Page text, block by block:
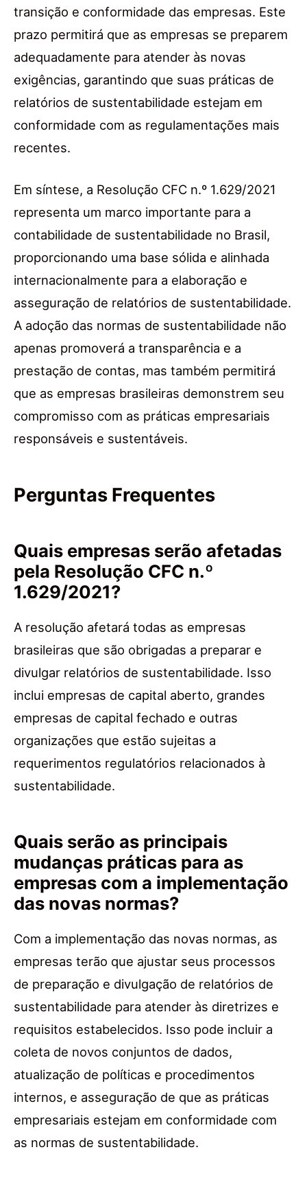
transição e conformidade das empresas. Este
prazo permitirá que as empresas se preparem
adequadamente para atender às novas
exigências, garantindo que suas práticas de
relatórios de sustentabilidade estejam em
conformidade com as regulamentações mais
recentes.
Em síntese, a Resolução CFC n.º 1.629/2021
representa um marco importante para a
contabilidade de sustentabilidade no Brasil,
proporcionando uma base sólida e alinhada
internacionalmente para a elaboração e
asseguração de relatórios de sustentabilidade.
A adoção das normas de sustentabilidade não
apenas promoverá a transparência e a
prestação de contas, mas também permitirá
que as empresas brasileiras demonstrem seu
compromisso com as práticas empresariais
responsáveis e sustentáveis.
Perguntas Frequentes
Quais empresas serão afetadas
pela Resolução CFC n.º
1.629/2021?
A resolução afetará todas as empresas
brasileiras que são obrigadas a preparar e
divulgar relatórios de sustentabilidade. Isso
inclui empresas de capital aberto, grandes
empresas de capital fechado e outras
organizações que estão sujeitas a
requerimentos regulatórios relacionados à
sustentabilidade.
Quais serão as principais
mudanças práticas para as
empresas com a implementação
das novas normas?
Com a implementação das novas normas, as
empresas terão que ajustar seus processos
de preparação e divulgação de relatórios de
sustentabilidade para atender às diretrizes e
requisitos estabelecidos. Isso pode incluir a
coleta de novos conjuntos de dados,
atualização de políticas e procedimentos
internos, e asseguração de que as práticas
empresariais estejam em conformidade com
as normas de sustentabilidade.